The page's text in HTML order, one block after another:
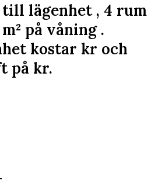
till lägenhet , 4 rum
m² på våning .
kostar kr och
på kr.